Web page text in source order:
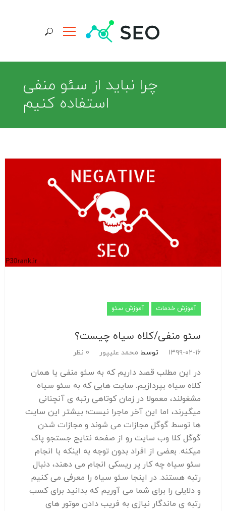
جستجو برای:
چرا نباید از سئو منفی
استفاده کنیم
آموزش خدمات آموزش سئو
سئو منفی/کلاه سیاه چیست؟
۱۳۹۹-۰۲-۱۶ توسط محمد علیپور 0 نظر
در این مطلب قصد داریم که به سئو منفی یا همان
کلاه سیاه بپردازیم. سایت هایی که به سئو سیاه
مشغولند، معمولا در زمان کوتاهی رتبه ی آنچنانی
میگیرند، اما این آخر ماجرا نیست؛ بیشتر این سایت
ها توسط گوگل مجازات می شوند و مجازات شدن
گوگل کلا وب سایت رو از صفحه نتایج جستجو پاک
میکنه. بعضی از افراد بدون توجه به اینکه با انجام
سئو سیاه چه کار پر ریسکی انجام می دهند، دنبال
رتبه هستند. در اینجا سئو سیاه را معرفی می کنیم
و دلایلی را برای شما می آوریم که بدانید برای کسب
رتبه ی ماندگار نیازی به فریب دادن موتور های